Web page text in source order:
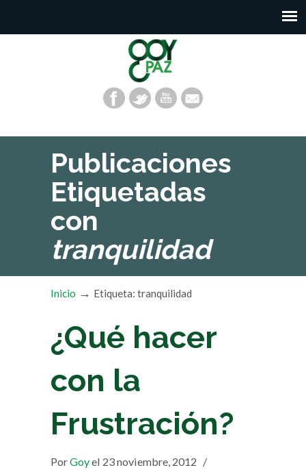
Publicaciones
Etiquetadas
con
tranquilidad
Inicio → Etiqueta: tranquilidad
¿Qué hacer
con la
Frustración?
PorGoyel 23 noviembre, 2012 /